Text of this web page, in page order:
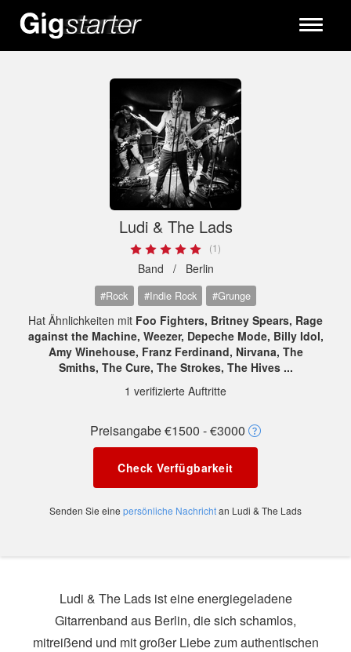
Toggle
Ludi & The Lads
(1)
Band / Berlin
#Rock #Indie Rock #Grunge
Hat Ähnlichkeiten mit Foo Fighters, Britney Spears, Rage
against the Machine, Weezer, Depeche Mode, Billy Idol,
Amy Winehouse, Franz Ferdinand, Nirvana, The
Smiths, The Cure, The Strokes, The Hives ...
1 verifizierte Auftritte
Preisangabe €1500 - €3000
Check Verfügbarkeit
Senden Sie eine persönliche Nachrichtan Ludi & The Lads
Ludi & The Lads ist eine energiegeladene
Gitarrenband aus Berlin, die sich schamlos,
mitreißend und mit großer Liebe zum authentischen